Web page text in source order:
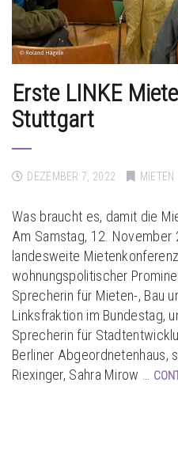
Erste LINKE
Stuttgart
DEZEMBER 7, 2022 MIETEN
Was braucht es, damit die
Am Samstag, 12.
landesweite
wohnungspolitischer
Sprecherin für Mieten-, Bau
Linksfraktion im Bundestag,
Sprecherin für
Berliner Abgeordnetenhaus,
Riexinger, Sahra Mirow …